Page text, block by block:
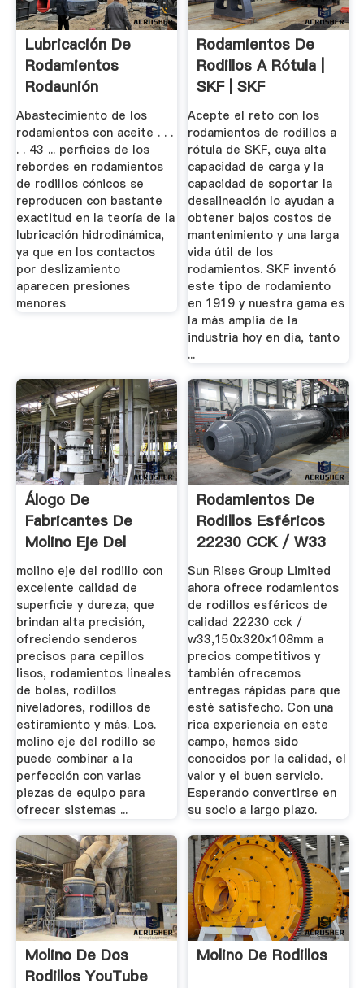
Lubricación De
Rodamientos
Rodaunión
Abastecimiento de los
rodamientos con aceite . . .
. . 43 ... perficies de los
rebordes en rodamientos
de rodillos cónicos se
reproducen con bastante
exactitud en la teoría de la
lubricación hidrodinámica,
ya que en los contactos
por deslizamiento
aparecen presiones
menores
Rodamientos De
Rodillos A Rótula |
SKF | SKF
Acepte el reto con los
rodamientos de rodillos a
rótula de SKF, cuya alta
capacidad de carga y la
capacidad de soportar la
desalineación lo ayudan a
obtener bajos costos de
mantenimiento y una larga
vida útil de los
rodamientos. SKF inventó
este tipo de rodamiento
en 1919 y nuestra gama es
la más amplia de la
industria hoy en día, tanto
...
Álogo De
Fabricantes De
Molino Eje Del
Rodillo De Alta ...
molino eje del rodillo con
excelente calidad de
superficie y dureza, que
brindan alta precisión,
ofreciendo senderos
precisos para cepillos
lisos, rodamientos lineales
de bolas, rodillos
niveladores, rodillos de
estiramiento y más. Los.
molino eje del rodillo se
puede combinar a la
perfección con varias
piezas de equipo para
ofrecer sistemas ...
Rodamientos De
Rodillos Esféricos
22230 CCK / W33
...
Sun Rises Group Limited
ahora ofrece rodamientos
de rodillos esféricos de
calidad 22230 cck /
w33,150x320x108mm a
precios competitivos y
también ofrecemos
entregas rápidas para que
esté satisfecho. Con una
rica experiencia en este
campo, hemos sido
conocidos por la calidad, el
valor y el buen servicio.
Esperando convertirse en
su socio a largo plazo.
Molino De Dos
Rodillos YouTube
Molino De Rodillos